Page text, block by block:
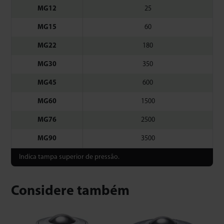
MG12 25
MG15 60
MG22 180
MG30 350
MG45 600
MG60 1500
MG76 2500
MG90 3500
Indica tampa superior de pressão.
Considere também